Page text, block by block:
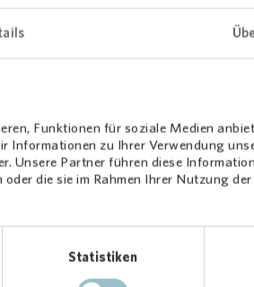
Funktionen für soziale Medien
Informationen zu Ihrer Verwendung
Unsere Partner führen diese
die sie im Rahmen Ihrer Nutzung
Statistiken
und Partner vor Ort.
öffentlicher Flächen ein.
direkten Zugang zur Nachbarschaft.
Stadtteiltreff Engelhard7 setzt
des Projektes CUBE haben die
Sport und Stadtteilarbeit direkt